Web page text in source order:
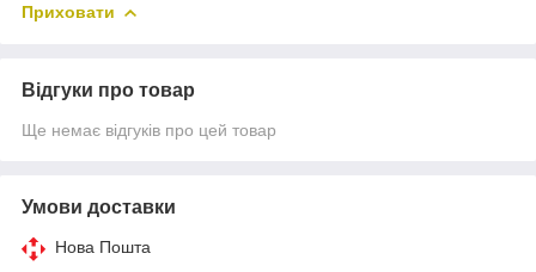
Приховати
Відгуки про товар
Ще немає відгуків про цей товар
Умови доставки
Нова Пошта